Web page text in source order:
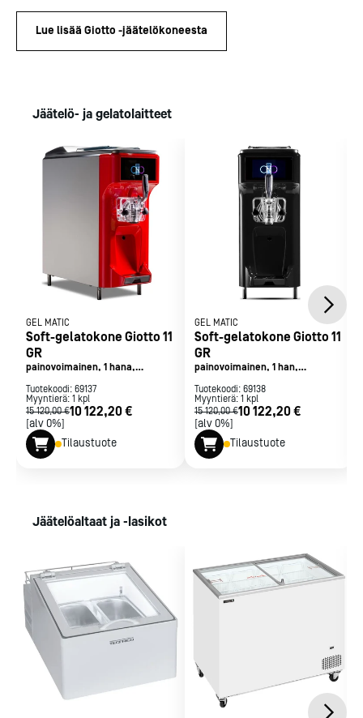
Lue lisää Giotto -jäätelökoneesta
Jäätelö- ja gelatolaitteet
GEL MATIC
Soft-gelatokone Giotto 11
GR
painovoimainen, 1 hana,
Tuotekoodi: 69137
Myyntierä: 1 kpl
15 120,00 €10 122,20 €
[alv 0%]
Tilaustuote
GEL MATIC
Soft-gelatokone Giotto 11
GR
painovoimainen, 1 han,
Tuotekoodi: 69138
Myyntierä: 1 kpl
15 120,00 €10 122,20 €
[alv 0%]
Tilaustuote
Jäätelöaltaat ja -lasikot